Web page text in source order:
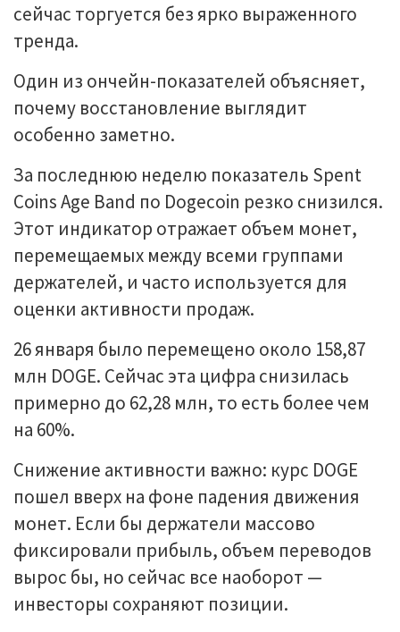
сейчас торгуется без ярко выраженного
тренда.
Один из ончейн-показателей объясняет,
почему восстановление выглядит
особенно заметно.
За последнюю неделю показатель Spent
Coins Age Band по Dogecoin резко снизился.
Этот индикатор отражает объем монет,
перемещаемых между всеми группами
держателей, и часто используется для
оценки активности продаж.
26 января было перемещено около 158,87
млн DOGE. Сейчас эта цифра снизилась
примерно до 62,28 млн, то есть более чем
на 60%.
Снижение активности важно: курс DOGE
пошел вверх на фоне падения движения
монет. Если бы держатели массово
фиксировали прибыль, объем переводов
вырос бы, но сейчас все наоборот —
инвесторы сохраняют позиции.